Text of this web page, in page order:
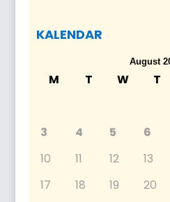
KALENDAR
August
M T W T
3
4 5 6
10
11 12 13
17
18 19 20